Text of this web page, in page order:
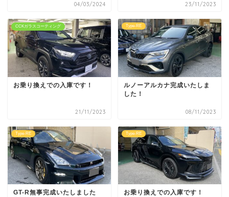
04/03/2024 23/11/2023
CCKガラスコーティング
お乗り換えでの入庫です！
21/11/2023
Type-RE
ルノーアルカナ完成いたしま
した！
08/11/2023
Type-RE
GT-R無事完成いたしました
Type-RE
お乗り換えでの入庫です！